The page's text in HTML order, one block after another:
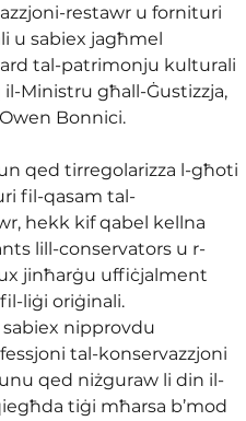
restawr u fornituri
u sabiex jagħmel
tal-patrimonju kulturali
il-Ministru għall-Ġustizzja,
Bonnici.
qed tirregolarizza l-għoti
fil-qasam tal-
hekk kif qabel kellna
lill-conservators u r-
jinħarġu uffiċjalment
liġi oriġinali.
nipprovdu
tal-konservazzjoni
qed niżguraw li din il-
tiġi mħarsa b’mod